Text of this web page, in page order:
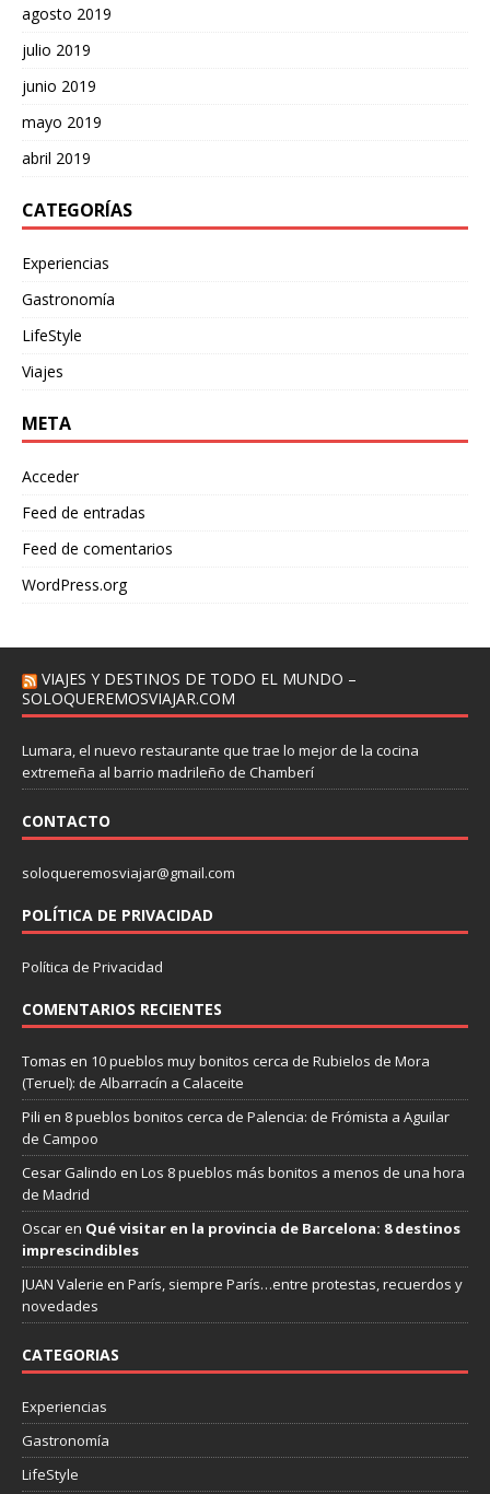
agosto 2019
julio 2019
junio 2019
mayo 2019
abril 2019
CATEGORÍAS
Experiencias
Gastronomía
LifeStyle
Viajes
META
Acceder
Feed de entradas
Feed de comentarios
WordPress.org
VIAJES Y DESTINOS DE TODO EL MUNDO –
SOLOQUEREMOSVIAJAR.COM
Lumara, el nuevo restaurante que trae lo mejor de la cocina
extremeña al barrio madrileño de Chamberí
CONTACTO
soloqueremosviajar@gmail.com
POLÍTICA DE PRIVACIDAD
Política de Privacidad
COMENTARIOS RECIENTES
Tomas en 10 pueblos muy bonitos cerca de Rubielos de Mora
(Teruel): de Albarracín a Calaceite
Pili en 8 pueblos bonitos cerca de Palencia: de Frómista a Aguilar
de Campoo
Cesar Galindo en Los 8 pueblos más bonitos a menos de una hora
de Madrid
Oscaren Qué visitar en la provincia de Barcelona: 8 destinos
imprescindibles
JUAN Valerie en París, siempre París…entre protestas, recuerdos y
novedades
CATEGORIAS
Experiencias
Gastronomía
LifeStyle